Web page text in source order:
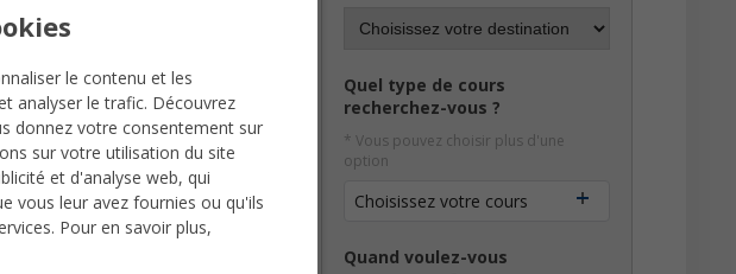
différentes réparties dans les huit
etc. Venez observer les
les plus colorés, le tout pour une
Quel type de cours
recherchez-vous ?
* Vous pouvez choisir plus d'une
option
Choisissez votre cours
Quand voulez-vous
le contenu et les
analyser le trafic. Découvrez
donnez votre consentement sur
sur votre utilisation du site
et d'analyse web, qui
vous leur avez fournies ou qu'ils
Pour en savoir plus,